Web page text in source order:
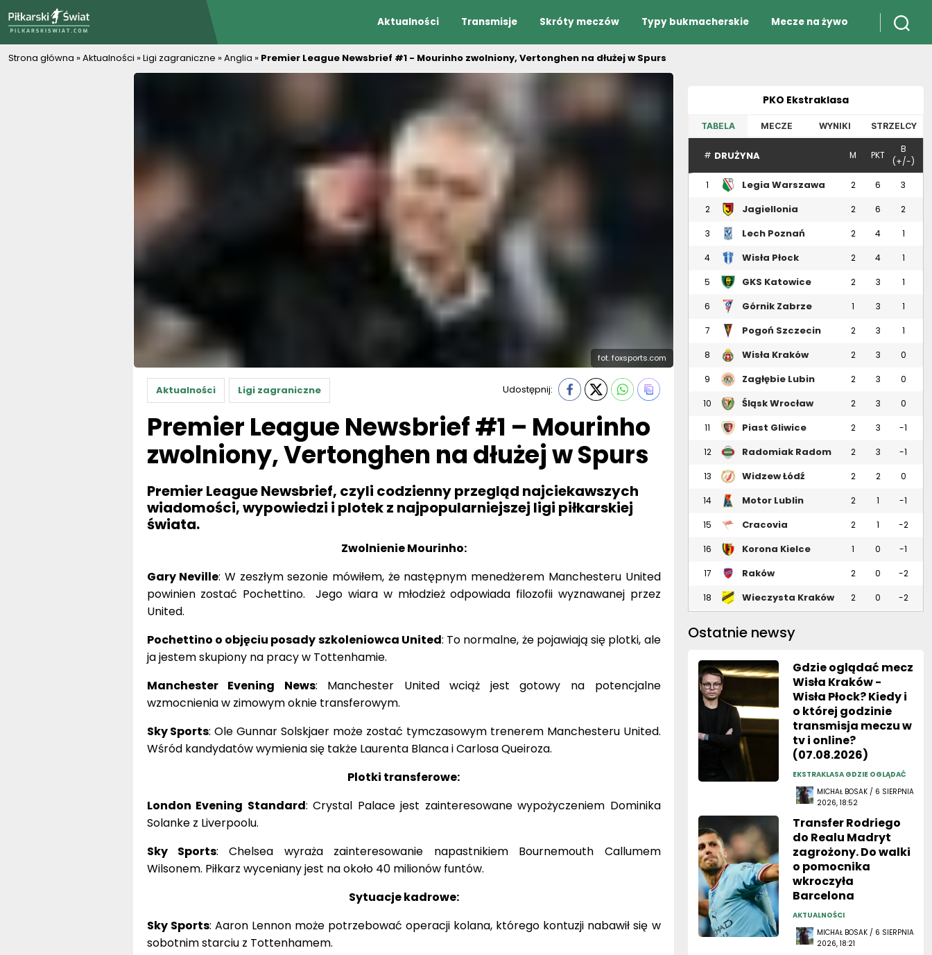
Aktualności Transmisje Skróty meczów Typy bukmacherskie Mecze na żywo
Strona główna »Aktualności »Ligi zagraniczne »Anglia » Premier League Newsbrief #1 - Mourinho zwolniony, Vertonghen na dłużej w Spurs
fot. foxsports.com
Aktualności Ligi zagraniczne Udostępnij:
Premier League Newsbrief #1 – Mourinho
zwolniony, Vertonghen na dłużej w Spurs
Premier League Newsbrief, czyli codzienny przegląd najciekawszych
wiadomości, wypowiedzi i plotek z najpopularniejszej ligi piłkarskiej
świata.
Zwolnienie Mourinho:
Gary Neville: W zeszłym sezonie mówiłem, że następnym menedżerem Manchesteru United
powinien zostać Pochettino. Jego wiara w młodzież odpowiada filozofii wyznawanej przez
United.
Pochettino o objęciu posady szkoleniowca United: To normalne, że pojawiają się plotki, ale
ja jestem skupiony na pracy w Tottenhamie.
Manchester Evening News: Manchester United wciąż jest gotowy na potencjalne
wzmocnienia w zimowym oknie transferowym.
Sky Sports: Ole Gunnar Solskjaer może zostać tymczasowym trenerem Manchesteru United.
Wśród kandydatów wymienia się także Laurenta Blanca i Carlosa Queiroza.
Plotki transferowe:
London Evening Standard: Crystal Palace jest zainteresowane wypożyczeniem Dominika
Solanke z Liverpoolu.
Sky Sports: Chelsea wyraża zainteresowanie napastnikiem Bournemouth Callumem
Wilsonem. Piłkarz wyceniany jest na około 40 milionów funtów.
Sytuacje kadrowe:
Sky Sports: Aaron Lennon może potrzebować operacji kolana, którego kontuzji nabawił się w
sobotnim starciu z Tottenhamem.
PKO Ekstraklasa
TABELA MECZE WYNIKI STRZELCY
# DRUŻYNA M PKT
B
(+/-)
1
Legia Warszawa 2 6 3
2
Jagiellonia
2 6 2
3 Lech Poznań 2 4 1
4 Wisła Płock 2 4 1
5 GKS Katowice 2 3 1
6 Górnik Zabrze 1 3 1
7 Pogoń Szczecin 2 3 1
8 Wisła Kraków 2 3 0
9 Zagłębie Lubin 2 3 0
10 Śląsk Wrocław 2 3 0
11 Piast Gliwice 2 3 -1
12 Radomiak Radom 2 3 -1
13 Widzew Łódź 2 2 0
14 Motor Lublin 2 1 -1
15 Cracovia 2 1 -2
16 Korona Kielce 1 0 -1
17
Raków
2 0 -2
18 Wieczysta Kraków 2 0 -2
Ostatnie newsy
Gdzie oglądać mecz
Wisła Kraków -
Wisła Płock? Kiedy i
o której godzinie
transmisja meczu w
tv i online?
(07.08.2026)
EKSTRAKLASA GDZIE OGLĄDAĆ
MICHAŁ BOSAK / 6 SIERPNIA
2026, 18:52
Transfer Rodriego
do Realu Madryt
zagrożony. Do walki
o pomocnika
wkroczyła
Barcelona
AKTUALNOŚCI
MICHAŁ BOSAK / 6 SIERPNIA
2026, 18:21